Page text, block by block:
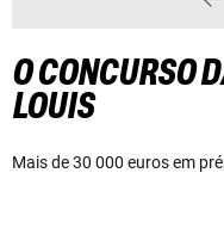
O CONCURSO
LOUIS
Mais de 30 000 euros em